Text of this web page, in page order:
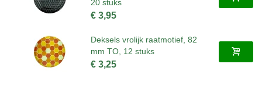
20 stuks
€ 3,95
Deksels vrolijk raatmotief, 82
mm TO, 12 stuks
€ 3,25